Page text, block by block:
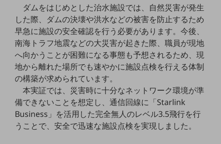
顧客体験（CX）改善
自動化・省電化
人材不足解消
業種・業態で探す
業種・業態で探すTOP
一次産業
医療・介護
ダムをはじめとした治水施設では、自然災害が発生
した際、ダムの決壊や洪水などの被害を防止するため
早急に施設の安全確認を行う必要があります。今後、
南海トラフ地震などの大災害が起きた際、職員が現地
へ向かうことが困難になる事態も予想されるため、現
地から離れた場所でも速やかに施設点検を行える体制
の構築が求められています。
本実証では、災害時に十分なネットワーク環境が準
備できないことを想定し、通信回線に「Starlink
Business」を活用した完全無人のレベル3.5飛行を行
うことで、安全で迅速な施設点検を実現しました。